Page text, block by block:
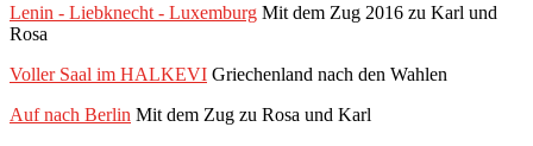
Lenin - Liebknecht - Luxemburg Mit dem Zug 2016 zu Karl und
Rosa
Voller Saal im HALKEVI Griechenland nach den Wahlen
Auf nach Berlin Mit dem Zug zu Rosa und Karl